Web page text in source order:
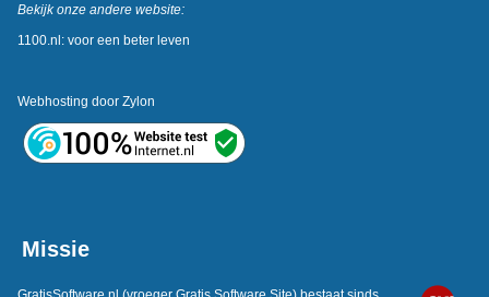
Bekijk onze andere website:
1100.nl: voor een beter leven
Webhosting door Zylon
Missie